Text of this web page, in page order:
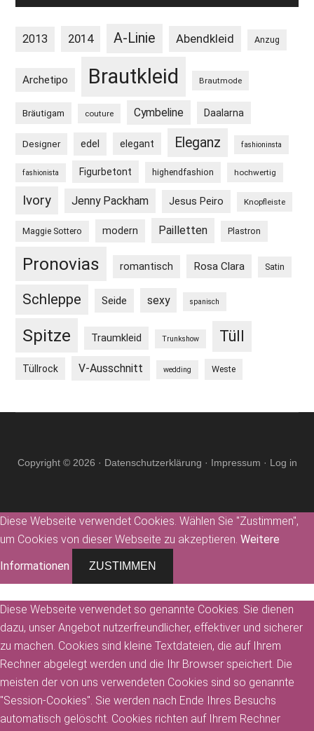
2013 2014 A-Linie Abendkleid Anzug
Archetipo Brautkleid Brautmode
Bräutigam couture Cymbeline Daalarna
Designer edel elegant Eleganz fashioninsta
fashionista Figurbetont highendfashion hochwertig
Ivory Jenny Packham Jesus Peiro Knopfleiste
Maggie Sottero modern Pailletten Plastron
Pronovias romantisch Rosa Clara Satin
Schleppe Seide sexy spanisch
Spitze Traumkleid Trunkshow Tüll
Tüllrock V-Ausschnitt wedding Weste
Copyright © 2026 · Datenschutzerklärung · Impressum · Log in
Diese Webseite verwendet Cookies. Wählen Sie "Zustimmen",
um Cookies von dieser Webseite zu akzeptieren. Weitere
Informationen
ZUSTIMMEN
Diese Webseite verwendet so genannte Cookies. Sie dienen
dazu, unser Angebot nutzerfreundlicher, effektiver und sicherer
zu machen. Cookies sind kleine Textdateien, die auf Ihrem
Rechner abgelegt werden und die Ihr Browser speichert. Die
meisten der von uns verwendeten Cookies sind so genannte
"Session-Cookies". Sie werden nach Ende Ihres Besuchs
automatisch gelöscht. Cookies richten auf Ihrem Rechner